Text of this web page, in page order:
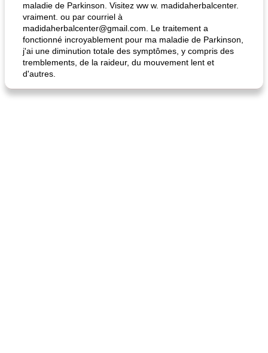
maladie de Parkinson. Visitez ww w. madidaherbalcenter.
vraiment. ou par courriel à
madidaherbalcenter@gmail.com . Le traitement a
fonctionné incroyablement pour ma maladie de Parkinson,
j'ai une diminution totale des symptômes, y compris des
tremblements, de la raideur, du mouvement lent et
d'autres.